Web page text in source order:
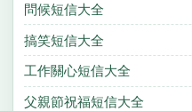
問候短信大全
搞笑短信大全
工作關心短信大全
父親節祝福短信大全